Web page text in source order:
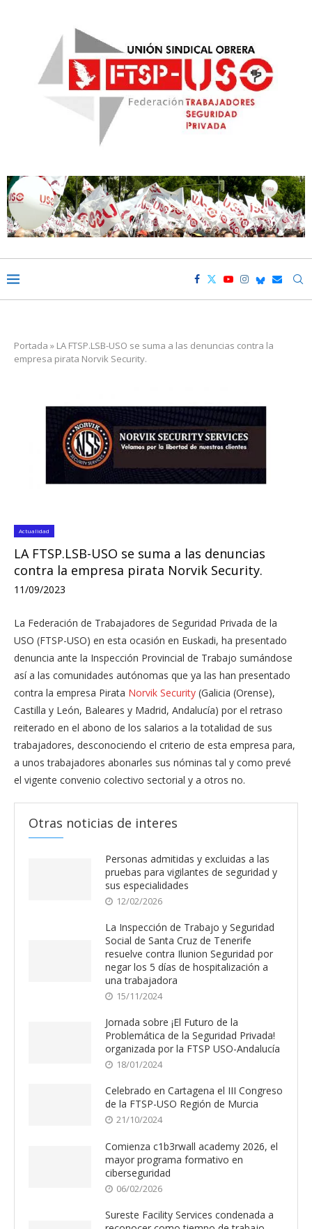
Portada » LA FTSP.LSB-USO se suma a las denuncias contra la
empresa pirata Norvik Security.
Actualidad
LA FTSP.LSB-USO se suma a las denuncias
contra la empresa pirata Norvik Security.
11/09/2023
La Federación de Trabajadores de Seguridad Privada de la
USO (FTSP-USO) en esta ocasión en Euskadi, ha presentado
denuncia ante la Inspección Provincial de Trabajo sumándose
así a las comunidades autónomas que ya las han presentado
contra la empresa Pirata Norvik Security (Galicia (Orense),
Castilla y León, Baleares y Madrid, Andalucía) por el retraso
reiterado en el abono de los salarios a la totalidad de sus
trabajadores, desconociendo el criterio de esta empresa para,
a unos trabajadores abonarles sus nóminas tal y como prevé
el vigente convenio colectivo sectorial y a otros no.
Otras noticias de interes
Personas admitidas y excluidas a las
pruebas para vigilantes de seguridad y
sus especialidades
12/02/2026
La Inspección de Trabajo y Seguridad
Social de Santa Cruz de Tenerife
resuelve contra Ilunion Seguridad por
negar los 5 días de hospitalización a
una trabajadora
15/11/2024
Jornada sobre ¡El Futuro de la
Problemática de la Seguridad Privada!
organizada por la FTSP USO-Andalucía
18/01/2024
Celebrado en Cartagena el III Congreso
de la FTSP-USO Región de Murcia
21/10/2024
Comienza c1b3rwall academy 2026, el
mayor programa formativo en
ciberseguridad
06/02/2026
Sureste Facility Services condenada a